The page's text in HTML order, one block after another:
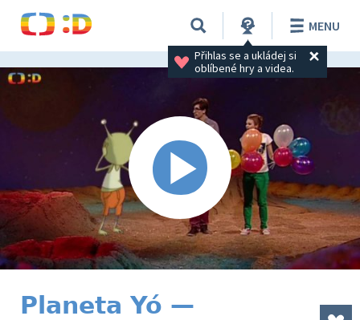
Přihlas se a ukládej si
oblíbené hry a videa.
MENU
Planeta Yó —